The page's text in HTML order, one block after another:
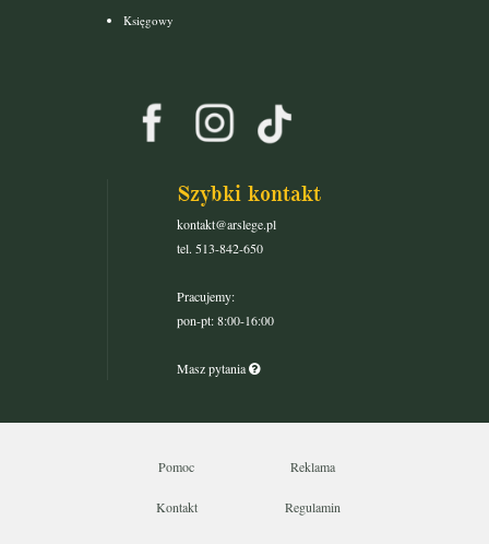
Księgowy
Szybki kontakt
kontakt@arslege.pl
tel. 513-842-650
Pracujemy:
pon-pt: 8:00-16:00
Masz pytania
Pomoc Reklama
Kontakt Regulamin